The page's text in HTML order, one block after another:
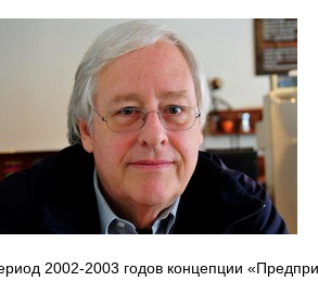
2002-2003 годов концепции